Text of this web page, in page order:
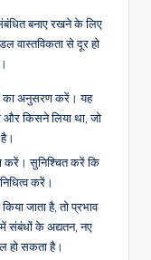
बनाए रखने के लिए
वास्तविकता से दूर हो
का अनुसरण करें। यह
और किसने लिया था, जो
करें। सुनिश्चित करें कि
करें।
जाता है, तो प्रभाव
संबंधों के अद्यतन, नए
हो सकता है।